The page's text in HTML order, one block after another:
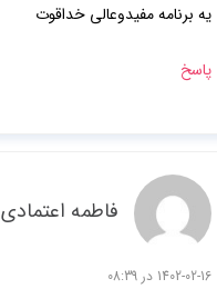
یه برنامه مفیدوعالی خداقوت
پاسخ
فاطمه اعتمادی
1402-02-16 در 08:39